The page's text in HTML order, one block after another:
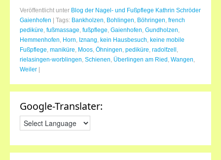
Veröffentlicht unter Blog der Nagel- und Fußpflege Kathrin Schröder
Gaienhofen
Tags: Bankholzen, Bohlingen, Böhringen, french
pediküre, fußmassage, fußpflege, Gaienhofen, Gundholzen,
Hemmenhofen, Horn, Iznang, kein Hausbesuch, keine mobile
Fußpflege, maniküre, Moos, Öhningen, pediküre, radolfzell ,
rielasingen-worblingen, Schienen, Überlingen am Ried , Wangen,
Weiler
Google-Translater: